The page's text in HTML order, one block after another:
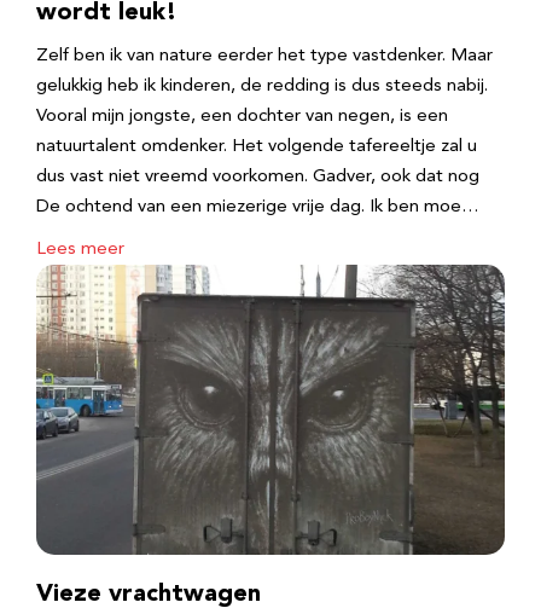
wordt leuk!
Zelf ben ik van nature eerder het type vastdenker. Maar
gelukkig heb ik kinderen, de redding is dus steeds nabij.
Vooral mijn jongste, een dochter van negen, is een
natuurtalent omdenker. Het volgende tafereeltje zal u
dus vast niet vreemd voorkomen. Gadver, ook dat nog
De ochtend van een miezerige vrije dag. Ik ben moe…
Lees meer
Vieze vrachtwagen